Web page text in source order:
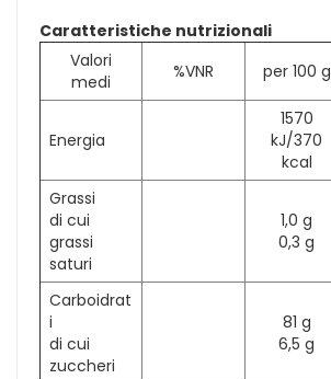
Caratteristiche nutrizionali
Valori
medi
%VNR per 100 g
Energia
1570
kJ/370
kcal
Grassi
di cui
grassi
saturi
1,0 g
0,3 g
Carboidrat
i
di cui
zuccheri
81 g
6,5 g